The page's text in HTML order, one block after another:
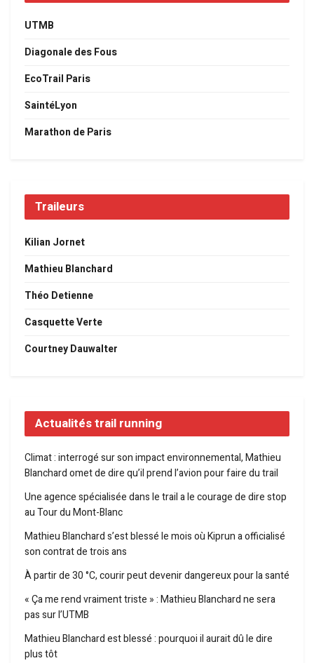
UTMB
Diagonale des Fous
EcoTrail Paris
SaintéLyon
Marathon de Paris
Traileurs
Kilian Jornet
Mathieu Blanchard
Théo Detienne
Casquette Verte
Courtney Dauwalter
Actualités trail running
Climat : interrogé sur son impact environnemental, Mathieu
Blanchard omet de dire qu’il prend l’avion pour faire du trail
Une agence spécialisée dans le trail a le courage de dire stop
au Tour du Mont-Blanc
Mathieu Blanchard s’est blessé le mois où Kiprun a officialisé
son contrat de trois ans
À partir de 30 °C, courir peut devenir dangereux pour la santé
« Ça me rend vraiment triste » : Mathieu Blanchard ne sera
pas sur l’UTMB
Mathieu Blanchard est blessé : pourquoi il aurait dû le dire
plus tôt